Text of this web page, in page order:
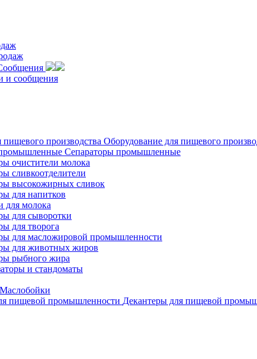
и сообщения
Оборудование для пищевого
Сепараторы промышленные
очистители молока
сливкоотделители
высокожирных сливок
для напитков
для молока
для сыворотки
для творога
для масложировой промышленности
для животных жиров
рыбного жира
и стандоматы
Маслобойки
Декантеры для пищевой